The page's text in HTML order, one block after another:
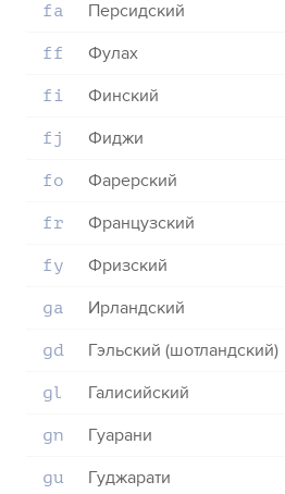
fa Персидский
ff Фулах
fi Финский
fj Фиджи
fo Фарерский
fr Французский
fy Фризский
ga Ирландский
gd Гэльский (шотландский)
gl Галисийский
gn Гуарани
gu Гуджарати